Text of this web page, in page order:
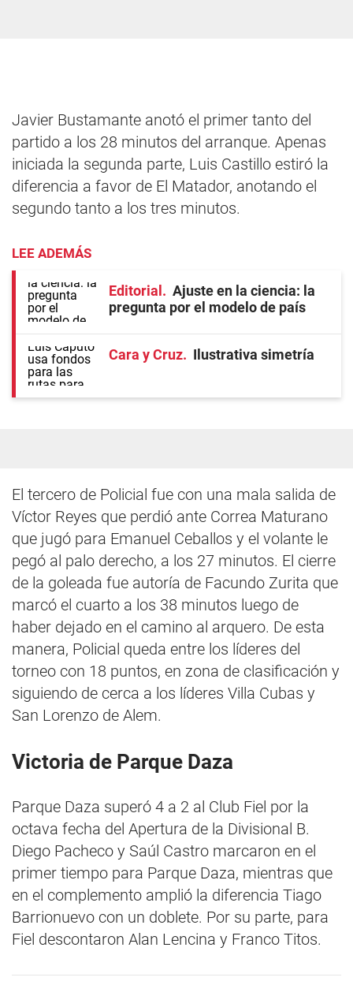
Javier Bustamante anotó el primer tanto del
partido a los 28 minutos del arranque. Apenas
iniciada la segunda parte, Luis Castillo estiró la
diferencia a favor de El Matador, anotando el
segundo tanto a los tres minutos.
LEE ADEMÁS
Editorial
Ajuste en la ciencia: la
pregunta por el modelo de país
Cara y Cruz Ilustrativa simetría
El tercero de Policial fue con una mala salida de
Víctor Reyes que perdió ante Correa Maturano
que jugó para Emanuel Ceballos y el volante le
pegó al palo derecho, a los 27 minutos. El cierre
de la goleada fue autoría de Facundo Zurita que
marcó el cuarto a los 38 minutos luego de
haber dejado en el camino al arquero. De esta
manera, Policial queda entre los líderes del
torneo con 18 puntos, en zona de clasificación y
siguiendo de cerca a los líderes Villa Cubas y
San Lorenzo de Alem.
Victoria de Parque Daza
Parque Daza superó 4 a 2 al Club Fiel por la
octava fecha del Apertura de la Divisional B.
Diego Pacheco y Saúl Castro marcaron en el
primer tiempo para Parque Daza, mientras que
en el complemento amplió la diferencia Tiago
Barrionuevo con un doblete. Por su parte, para
Fiel descontaron Alan Lencina y Franco Titos.